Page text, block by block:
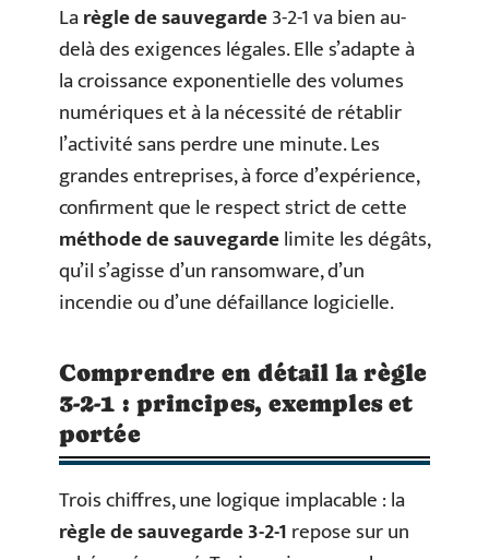
Larègle de sauvegarde3-2-1 va bien au-
delà des exigences légales. Elle s’adapte à
la croissance exponentielle des volumes
numériques et à la nécessité de rétablir
l’activité sans perdre une minute. Les
grandes entreprises, à force d’expérience,
confirment que le respect strict de cette
méthode de sauvegardelimite les dégâts,
qu’il s’agisse d’un ransomware, d’un
incendie ou d’une défaillance logicielle.
Comprendre en détail la règle
3-2-1 : principes, exemples et
portée
Trois chiffres, une logique implacable : la
règle de sauvegarde 3-2-1repose sur un